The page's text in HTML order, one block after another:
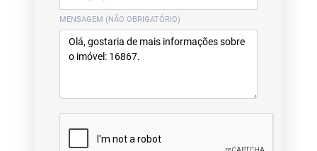
MENSAGEM (NÃO OBRIGATÓRIO)